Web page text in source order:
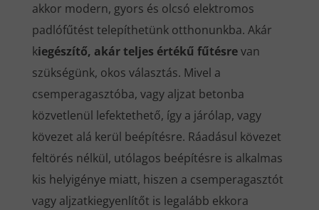
akkor modern, gyors és olcsó elektromos
padlófűtést telepíthetünk otthonunkba. Akár
kiegészítő, akár teljes értékű fűtésrevan
szükségünk, okos választás. Mivel a
csemperagasztóba, vagy aljzat betonba
közvetlenül lefektethető, így a járólap, vagy
kövezet alá kerül beépítésre. Ráadásul kövezet
feltörés nélkül, utólagos beépítésre is alkalmas
kis helyigénye miatt, hiszen a csemperagasztót
vagy aljzatkiegyenlítőt is legalább ekkora